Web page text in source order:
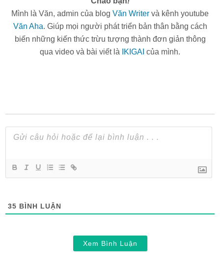
Mình là Văn, admin của blog Văn Writer và kênh youtube
Văn Aha. Giúp mọi người phát triển bản thân bằng cách
biến những kiến thức trừu tượng thành đơn giản thông
qua video và bài viết là
IKIGAI của mình.
35 BÌNH LUẬN
Xem Bình Luận